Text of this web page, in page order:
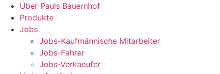
Über Pauls Bauernhof
Produkte
Jobs
Jobs-Kaufmännische Mitarbeiter
Jobs-Fahrer
Jobs-Verkaeufer